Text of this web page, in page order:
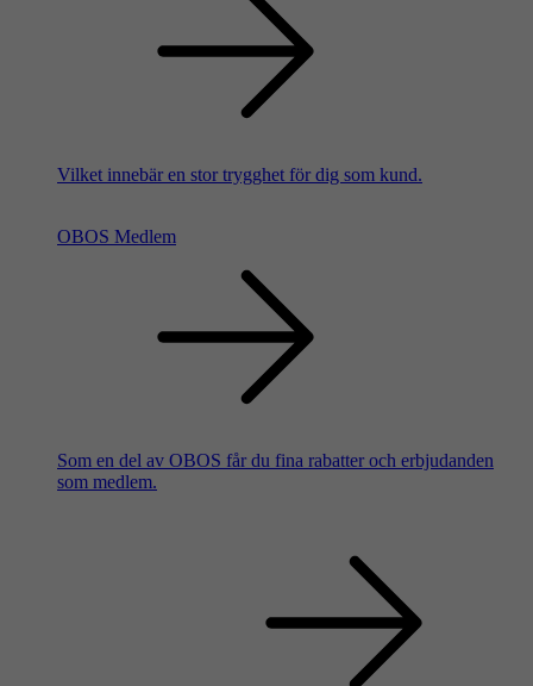
Vilket innebär en stor trygghet för dig som kund.
OBOS Medlem
Som en del av OBOS får du fina rabatter och erbjudanden
som medlem.